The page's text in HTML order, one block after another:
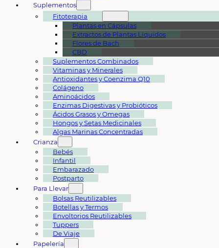
Suplementos
Fitoterapia
Plantas en Cápsulas
Extractos de Plantas Líquidos
Flores de Bach
CBD
Suplementos Combinados
Vitaminas y Minerales
Antioxidantes y Coenzima Q10
Colágeno
Aminoácidos
Enzimas Digestivas y Probióticos
Ácidos Grasos y Omegas
Hongos y Setas Medicinales
Algas Marinas Concentradas
Crianza
Bebés
Infantil
Embarazado
Postparto
Para Llevar
Bolsas Reutilizables
Botellas y Termos
Envoltorios Reutilizables
Tuppers
De Viaje
Papelería